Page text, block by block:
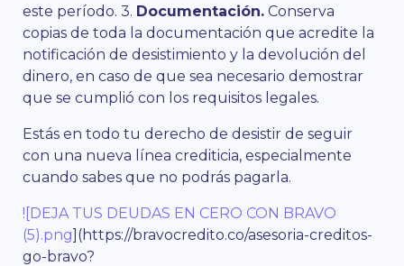
este período. 3. Documentación. Conserva
copias de toda la documentación que acredite la
notificación de desistimiento y la devolución del
dinero, en caso de que sea necesario demostrar
que se cumplió con los requisitos legales.
Estás en todo tu derecho de desistir de seguir
con una nueva línea crediticia, especialmente
cuando sabes que no podrás pagarla.
![DEJA TUS DEUDAS EN CERO CON BRAVO
(5).png](https://bravocredito.co/asesoria-creditos-
go-bravo?